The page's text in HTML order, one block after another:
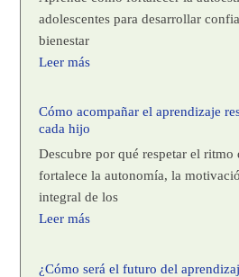
adolescentes para desarrollar
bienestar
Leer más
Cómo acompañar el aprendizaje
cada hijo
Descubre por qué respetar el ritmo
fortalece la autonomía, la
integral de los
Leer más
¿Cómo será el futuro del